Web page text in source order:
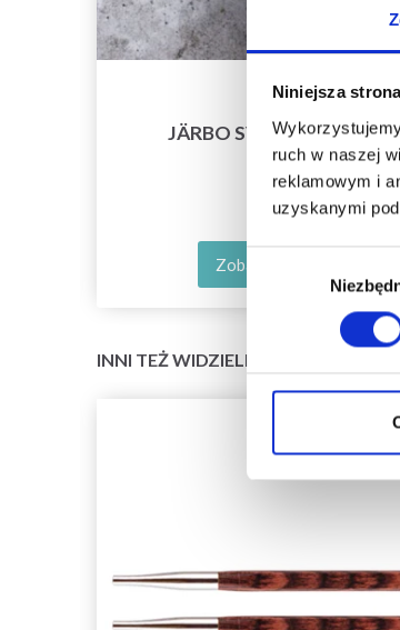
Niniejsza
ruch w naszej
reklamowym i
uzyskanymi
zgody
JÄRBO SVENSK ULL 3TR
38,35 zł
Zobacz wszystkie opcje
INNI TEŻ WIDZIELI